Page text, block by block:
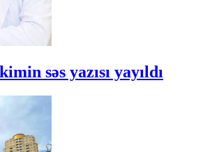
səs yazısı yayıldı